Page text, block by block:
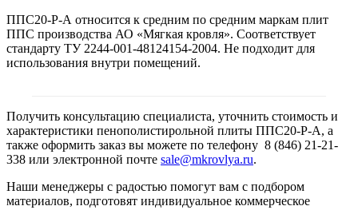
ППС20-Р-А относится к средним по средним маркам плит
ППС производства АО «Мягкая кровля». Соответствует
стандарту ТУ 2244-001-48124154-2004. Не подходит для
использования внутри помещений.
Получить консультацию специалиста, уточнить стоимость и
характеристики пенополистирольной плиты ППС20-Р-А, а
также оформить заказ вы можете по телефону 8 (846) 21-21-
338 или электронной почте sale@mkrovlya.ru.
Наши менеджеры с радостью помогут вам с подбором
материалов, подготовят индивидуальное коммерческое